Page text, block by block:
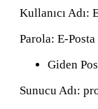
Kullanıcı Adı:
Parola: E-
Giden
Sunucu Adı: